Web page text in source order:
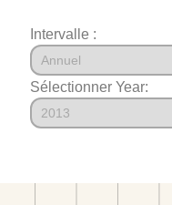
Intervalle :
Sélectionner Year: